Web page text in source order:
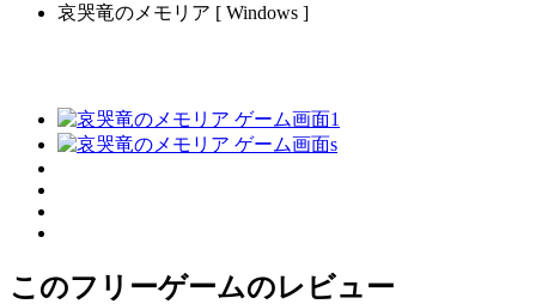
哀哭竜のメモリア [ Windows ]
このフリーゲームのレビュー